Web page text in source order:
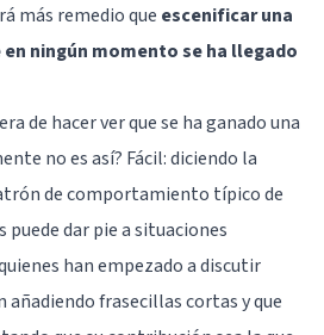
más remedio que escenificar una
ningún momento se ha llegado
de hacer ver que se ha ganado una
no es así? Fácil: diciendo la
de comportamiento típico de
dar pie a situaciones
han empezado a discutir
añadiendo frasecillas cortas y que